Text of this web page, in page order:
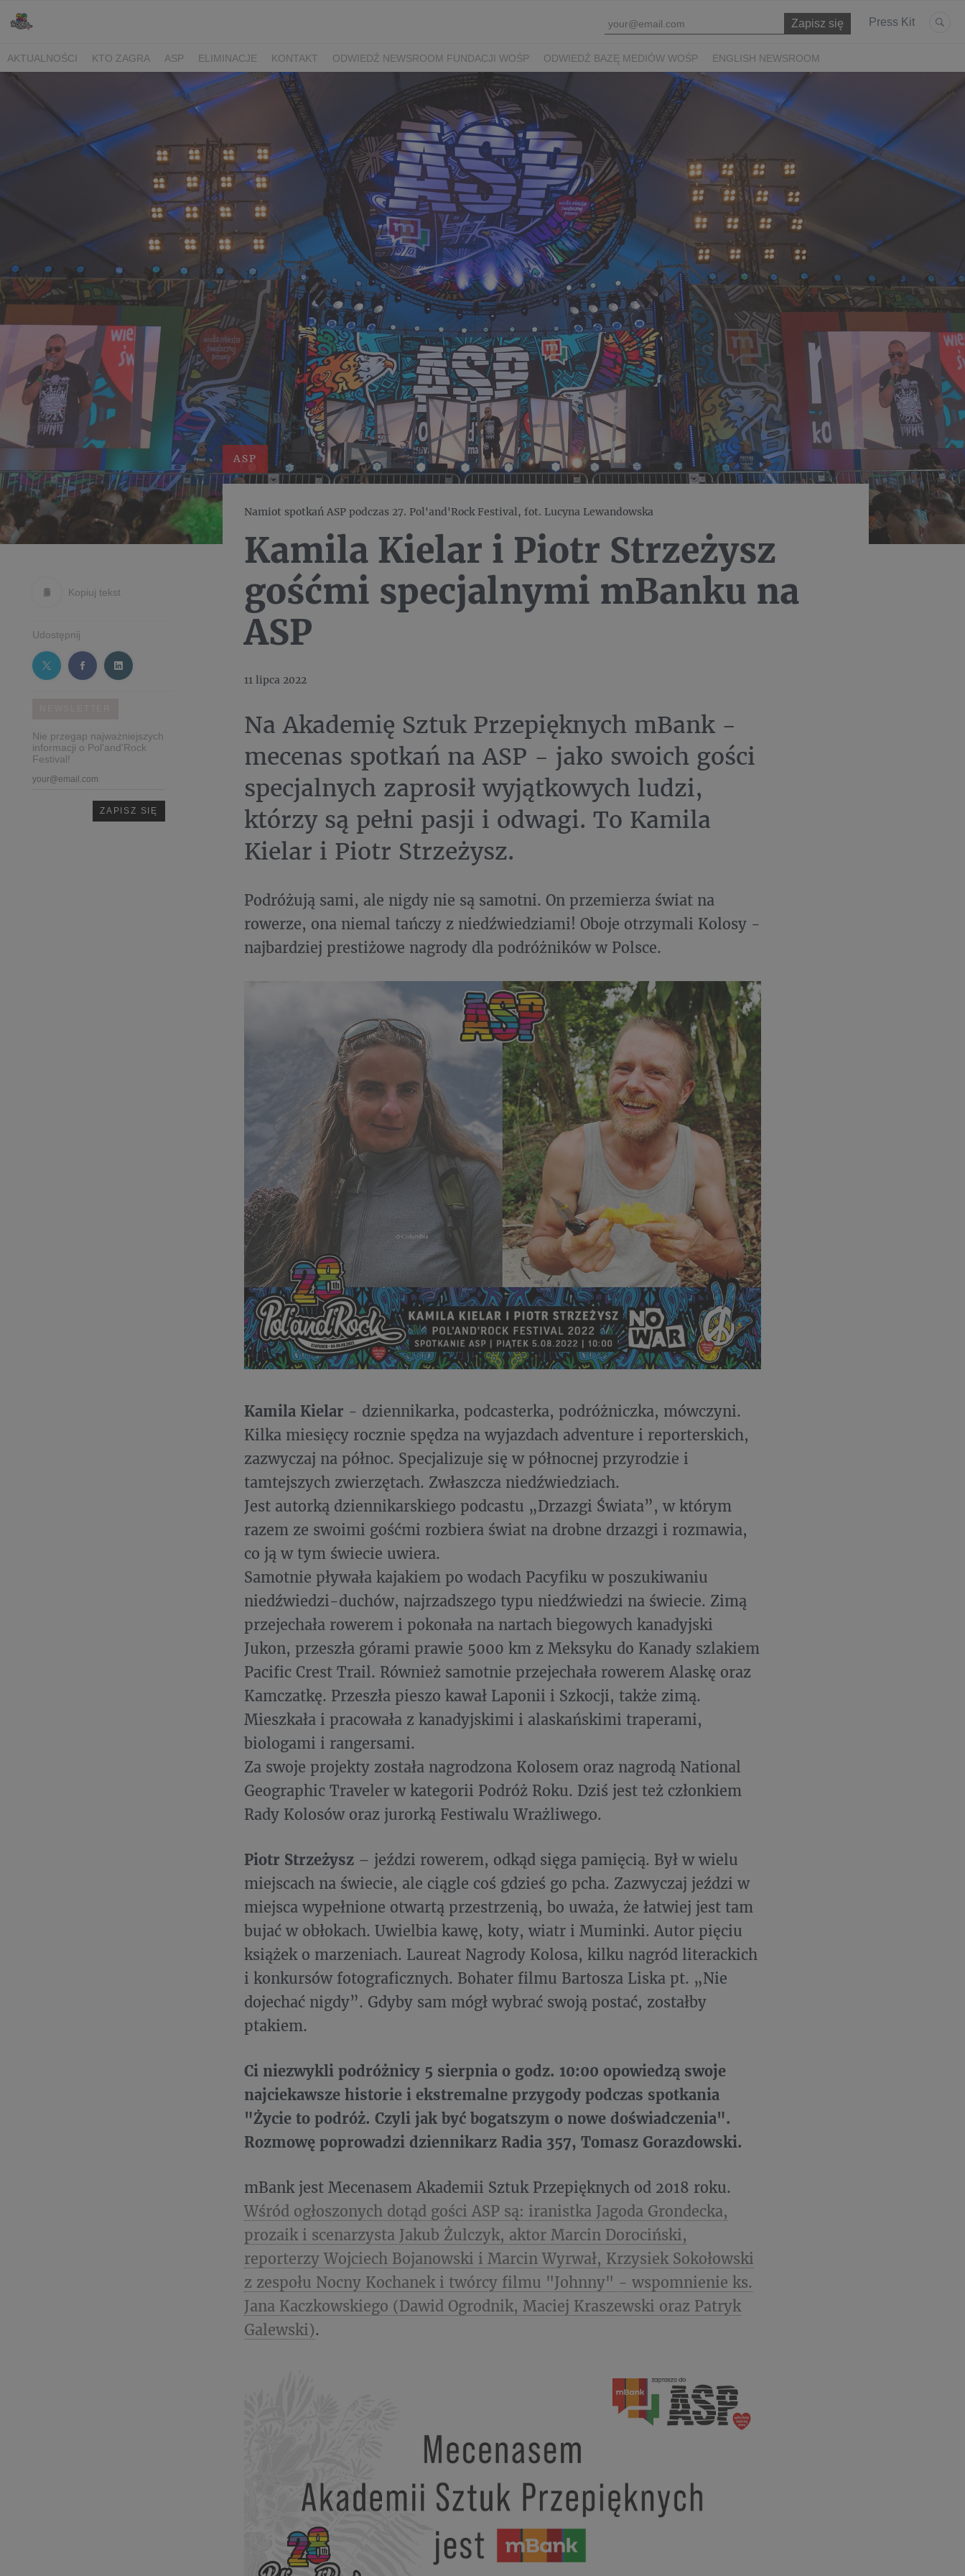
Press Kit
AKTUALNOŚCI KTO ZAGRA ASP ELIMINACJE KONTAKT ODWIEDŹ NEWSROOM FUNDACJI WOŚP ODWIEDŹ BAZĘ MEDIÓW WOŚP ENGLISH NEWSROOM
Kopiuj tekst
Udostępnij
Nie przegap najważniejszych
informacji o Pol'and'Rock
Festival!
ASP
Namiot spotkań ASP podczas 27. Pol'and'Rock Festival, fot. Lucyna Lewandowska
Kamila Kielar i Piotr Strzeżysz
gośćmi specjalnymi mBanku na
ASP
11 lipca 2022
Na Akademię Sztuk Przepięknych mBank -
mecenas spotkań na ASP - jako swoich gości
specjalnych zaprosił wyjątkowych ludzi,
którzy są pełni pasji i odwagi. To Kamila
Kielar i Piotr Strzeżysz.
Podróżują sami, ale nigdy nie są samotni. On przemierza świat na
rowerze, ona niemal tańczy z niedźwiedziami! Oboje otrzymali Kolosy -
najbardziej prestiżowe nagrody dla podróżników w Polsce.
Kamila Kielar - dziennikarka, podcasterka, podróżniczka, mówczyni.
Kilka miesięcy rocznie spędza na wyjazdach adventure i reporterskich,
zazwyczaj na północ. Specjalizuje się w północnej przyrodzie i
tamtejszych zwierzętach. Zwłaszcza niedźwiedziach.
Jest autorką dziennikarskiego podcastu „Drzazgi Świata”, w którym
razem ze swoimi gośćmi rozbiera świat na drobne drzazgi i rozmawia,
co ją w tym świecie uwiera.
Samotnie pływała kajakiem po wodach Pacyfiku w poszukiwaniu
niedźwiedzi-duchów, najrzadszego typu niedźwiedzi na świecie. Zimą
przejechała rowerem i pokonała na nartach biegowych kanadyjski
Jukon, przeszła górami prawie 5000 km z Meksyku do Kanady szlakiem
Pacific Crest Trail. Również samotnie przejechała rowerem Alaskę oraz
Kamczatkę. Przeszła pieszo kawał Laponii i Szkocji, także zimą.
Mieszkała i pracowała z kanadyjskimi i alaskańskimi traperami,
biologami i rangersami.
Za swoje projekty została nagrodzona Kolosem oraz nagrodą National
Geographic Traveler w kategorii Podróż Roku. Dziś jest też członkiem
Rady Kolosów oraz jurorką Festiwalu Wrażliwego.
Piotr Strzeżysz – jeździ rowerem, odkąd sięga pamięcią. Był w wielu
miejscach na świecie, ale ciągle coś gdzieś go pcha. Zazwyczaj jeździ w
miejsca wypełnione otwartą przestrzenią, bo uważa, że łatwiej jest tam
bujać w obłokach. Uwielbia kawę, koty, wiatr i Muminki. Autor pięciu
książek o marzeniach. Laureat Nagrody Kolosa, kilku nagród literackich
i konkursów fotograficznych. Bohater filmu Bartosza Liska pt. „Nie
dojechać nigdy”. Gdyby sam mógł wybrać swoją postać, zostałby
ptakiem.
Ci niezwykli podróżnicy 5 sierpnia o godz. 10:00 opowiedzą swoje
najciekawsze historie i ekstremalne przygody podczas spotkania
"Życie to podróż. Czyli jak być bogatszym o nowe doświadczenia".
Rozmowę poprowadzi dziennikarz Radia 357, Tomasz Gorazdowski.
mBank jest Mecenasem Akademii Sztuk Przepięknych od 2018 roku.
Wśród ogłoszonych dotąd gości ASP są: iranistka Jagoda Grondecka,
prozaik i scenarzysta Jakub Żulczyk, aktor Marcin Dorociński,
reporterzy Wojciech Bojanowski i Marcin Wyrwał, Krzysiek Sokołowski
z zespołu Nocny Kochanek i twórcy filmu "Johnny" - wspomnienie ks.
Jana Kaczkowskiego (Dawid Ogrodnik, Maciej Kraszewski oraz Patryk
Galewski).